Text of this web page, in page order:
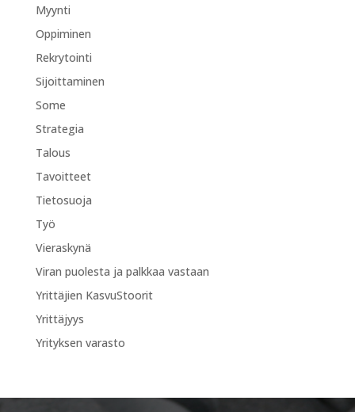
Myynti
Oppiminen
Rekrytointi
Sijoittaminen
Some
Strategia
Talous
Tavoitteet
Tietosuoja
Työ
Vieraskynä
Viran puolesta ja palkkaa vastaan
Yrittäjien KasvuStoorit
Yrittäjyys
Yrityksen varasto